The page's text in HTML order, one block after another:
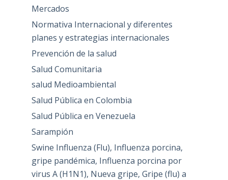
Mercados
Normativa Internacional y diferentes
planes y estrategias internacionales
Prevención de la salud
Salud Comunitaria
salud Medioambiental
Salud Pública en Colombia
Salud Pública en Venezuela
Sarampión
Swine Influenza (Flu), Influenza porcina,
gripe pandémica, Influenza porcina por
virus A (H1N1), Nueva gripe, Gripe (flu) a